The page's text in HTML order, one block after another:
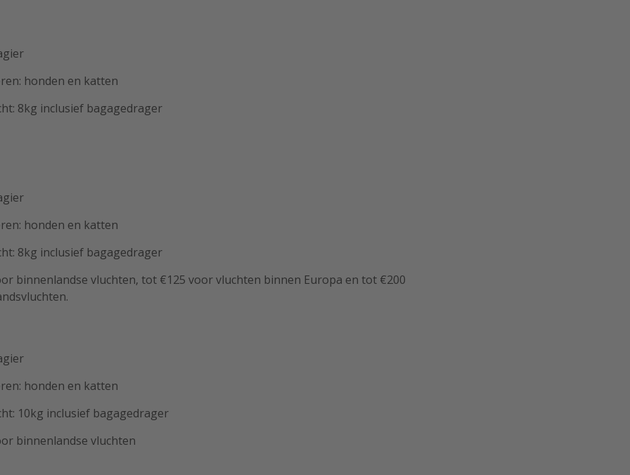
honden en katten
8kg inclusief bagagedrager
honden en katten
8kg inclusief bagagedrager
binnenlandse vluchten, tot €125 voor vluchten binnen Europa en tot €200
honden en katten
10kg inclusief bagagedrager
binnenlandse vluchten